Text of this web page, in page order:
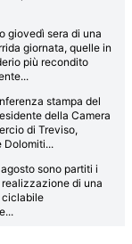
giovedì sera di una
giornata, quelle in
più recondito
...
stampa del
della Camera
di Treviso,
Dolomiti...
sono partiti i
di una
ciclabile
...